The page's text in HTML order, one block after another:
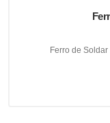
Ferro de Soldar